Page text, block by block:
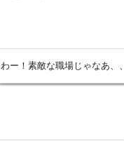
わー！素敵な職場じゃなあ、、